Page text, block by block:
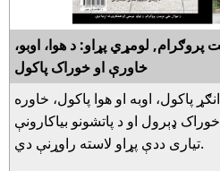
لومړي پړاو: د هوا، اوبو،
خاورې او خوراک پاکول
پاکول، اوبه او هوا پاکول، خاوره
ډېرول او د پاتشونو بياکارونې
تيارى ددې پړاو لاسته راوړنې دي.